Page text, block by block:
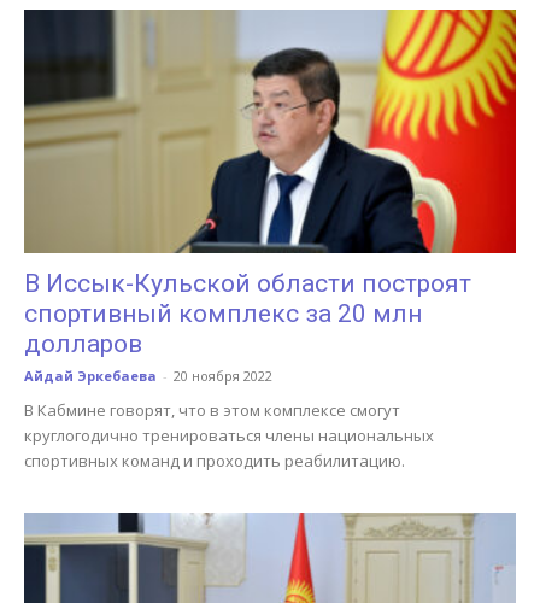
В Иссык-Кульской области построят
спортивный комплекс за 20 млн
долларов
Айдай Эркебаева - 20 ноября 2022
В Кабмине говорят, что в этом комплексе смогут
круглогодично тренироваться члены национальных
спортивных команд и проходить реабилитацию.